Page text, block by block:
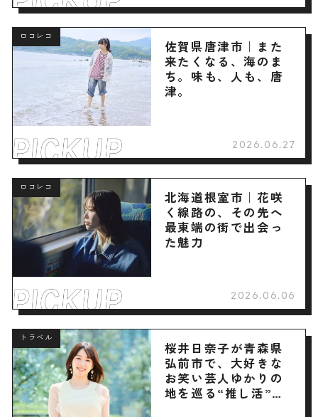
ロコレコ
佐賀県唐津市｜また
来たくなる、海のま
ち。味も、人も、唐
津。
2026.06.27
ロコレコ
北海道根室市｜花咲
く線路の、その先へ
最東端の街で出会っ
た魅力
2026.06.06
トラベル
桜井日奈子が青森県
弘前市で、大好きな
お笑い芸人ゆかりの
地を巡る“推し活”旅